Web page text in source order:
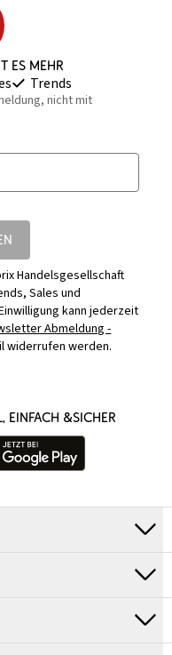
es mehr
Trends
nicht mit
Handelsgesellschaft
Sales und
kann jederzeit
Abmeldung -
widerrufen werden.
EINFACH &SICHER